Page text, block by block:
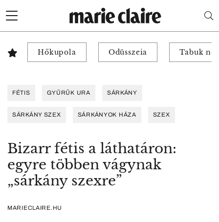
Hőkupola Odüsszeia Tabuk
FÉTIS GYŰRŰK URA SÁRKÁNY
SÁRKÁNY SZEX SÁRKÁNYOK HÁZA SZEX
Bizarr fétis a láthatáron:
egyre többen vágynak
„sárkány szexre”
MARIECLAIRE.HU